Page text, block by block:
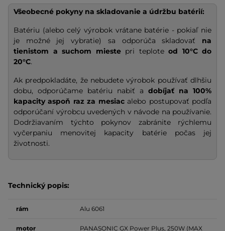
Všeobecné pokyny na skladovanie a údržbu batérií:
Batériu (alebo celý výrobok vrátane batérie - pokiaľ nie
je možné jej vybratie) sa odporúča skladovať na
tienistom a suchom miestepri teplote od 10°C do
20°C.
Ak predpokladáte, že nebudete výrobok používať dlhšiu
dobu, odporúčame batériu nabiť a dobíjať na 100%
kapacity aspoň raz za mesiacalebo postupovať podľa
odporúčaní výrobcu uvedených v návode na používanie.
Dodržiavaním týchto pokynov zabránite rýchlemu
vyčerpaniu menovitej kapacity batérie počas jej
životnosti.
Technický popis:
rám Alu 6061
motor
PANASONIC GX Power Plus, 250W (MAX